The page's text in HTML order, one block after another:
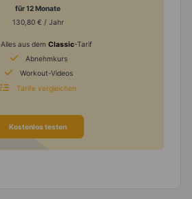
für 12 Monate
130,80 € / Jahr
Alles aus dem Classic-Tarif
Abnehmkurs
Workout-Videos
Tarife vergleichen
Kostenlos testen